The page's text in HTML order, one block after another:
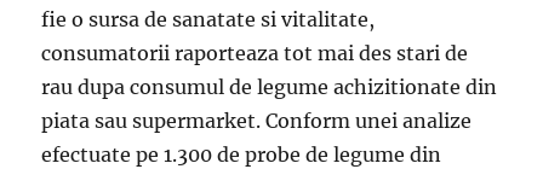
fie o sursa de sanatate si vitalitate,
consumatorii raporteaza tot mai des stari de
rau dupa consumul de legume achizitionate din
piata sau supermarket. Conform unei analize
efectuate pe 1.300 de probe de legume din